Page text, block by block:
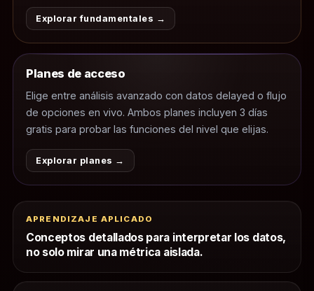
Explorar fundamentales →
Planes de acceso
Elige entre análisis avanzado con datos delayed o flujo
de opciones en vivo. Ambos planes incluyen 3 días
gratis para probar las funciones del nivel que elijas.
Explorar planes →
APRENDIZAJE APLICADO
Conceptos detallados para interpretar los datos,
no solo mirar una métrica aislada.